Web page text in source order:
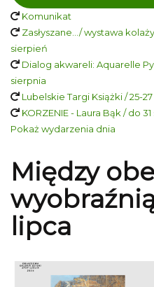
Komunikat
Zasłyszane…/ wystawa
sierpień
Dialog akwareli: Aquarelle
sierpnia
Lubelskie Targi Książki / 25-
KORZENIE - Laura Bąk / do
Pokaż wydarzenia dnia
Między
lipca